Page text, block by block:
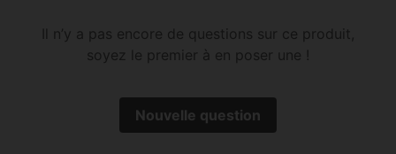
Il n’y a pas encore de questions sur ce produit,
soyez le premier à en poser une !
Nouvelle question